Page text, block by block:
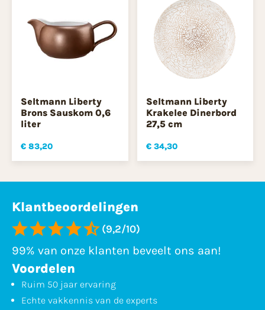
Seltmann Liberty
Brons Sauskom 0,6
liter
€ 83,20
Seltmann Liberty
Krakelee Dinerbord
27,5 cm
€ 34,30
Klantbeoordelingen
(9,2/10)
99% van onze klanten beveelt ons aan!
Voordelen
Ruim 50 jaar ervaring
Echte vakkennis van de experts